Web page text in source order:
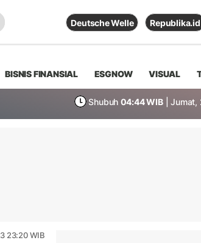
Deutsche Welle Republika.id
BISNIS FINANSIAL ESGNOW VISUAL
Shubuh 04:44 WIB |
23:20 WIB